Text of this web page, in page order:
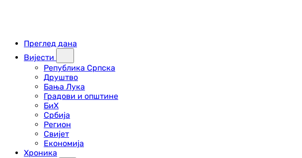
Преглед дана
Вијести
Република Српска
Друштво
Бања Лука
Градови и општине
БиХ
Србија
Регион
Свијет
Економија
Хроника